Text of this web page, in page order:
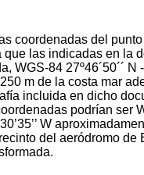
coordenadas del
que las indicadas en la
WGS-84 27º46´50´´ N -
m de la costa mar
incluida en dicho
podrían ser
W
del aeródromo de